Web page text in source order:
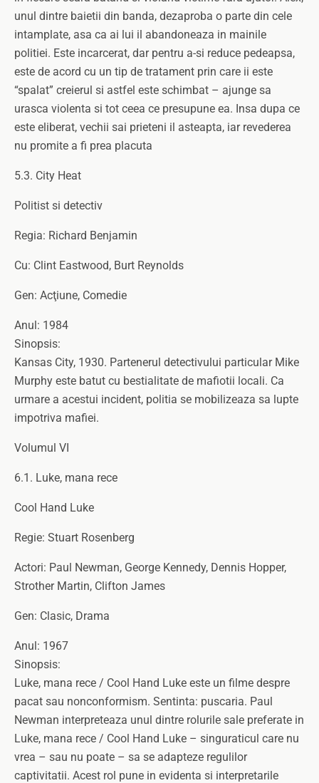
unul dintre baietii din banda, dezaproba o parte din cele
intamplate, asa ca ai lui il abandoneaza in mainile
politiei. Este incarcerat, dar pentru a-si reduce pedeapsa,
este de acord cu un tip de tratament prin care ii este
“spalat” creierul si astfel este schimbat – ajunge sa
urasca violenta si tot ceea ce presupune ea. Insa dupa ce
este eliberat, vechii sai prieteni il asteapta, iar revederea
nu promite a fi prea placuta
5.3. City Heat
Politist si detectiv
Regia: Richard Benjamin
Cu: Clint Eastwood, Burt Reynolds
Gen: Acţiune, Comedie
Anul: 1984
Sinopsis:
Kansas City, 1930. Partenerul detectivului particular Mike
Murphy este batut cu bestialitate de mafiotii locali. Ca
urmare a acestui incident, politia se mobilizeaza sa lupte
impotriva mafiei.
Volumul VI
6.1. Luke, mana rece
Cool Hand Luke
Regie: Stuart Rosenberg
Actori: Paul Newman, George Kennedy, Dennis Hopper,
Strother Martin, Clifton James
Gen: Clasic, Drama
Anul: 1967
Sinopsis:
Luke, mana rece / Cool Hand Luke este un filme despre
pacat sau nonconformism. Sentinta: puscaria. Paul
Newman interpreteaza unul dintre rolurile sale preferate in
Luke, mana rece / Cool Hand Luke – singuraticul care nu
vrea – sau nu poate – sa se adapteze regulilor
captivitatii. Acest rol pune in evidenta si interpretarile